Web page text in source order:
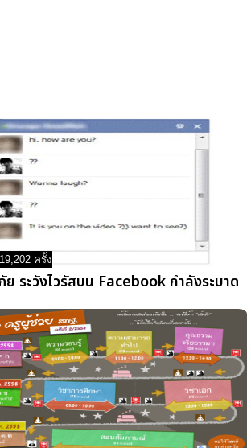
ครั้ง
ย ระวังไวรัสบน Facebook กำลังระบาด